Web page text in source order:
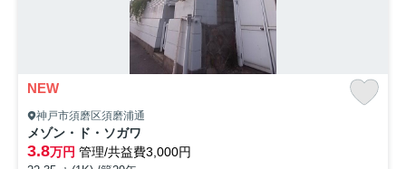
NEW
神戸市須磨区須磨浦通
メゾン・ド・ソガワ
3.8万円 管理/共益費3,000円